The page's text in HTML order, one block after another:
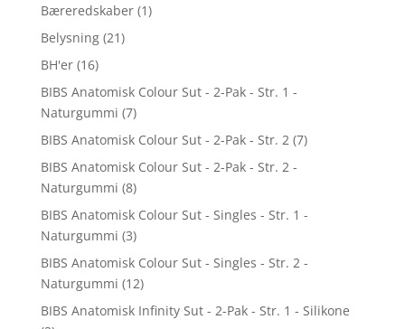
Bæreredskaber (1)
Belysning (21)
BH'er (16)
BIBS Anatomisk Colour Sut - 2-Pak - Str. 1 -
Naturgummi (7)
BIBS Anatomisk Colour Sut - 2-Pak - Str. 2 (7)
BIBS Anatomisk Colour Sut - 2-Pak - Str. 2 -
Naturgummi (8)
BIBS Anatomisk Colour Sut - Singles - Str. 1 -
Naturgummi (3)
BIBS Anatomisk Colour Sut - Singles - Str. 2 -
Naturgummi (12)
BIBS Anatomisk Infinity Sut - 2-Pak - Str. 1 - Silikone